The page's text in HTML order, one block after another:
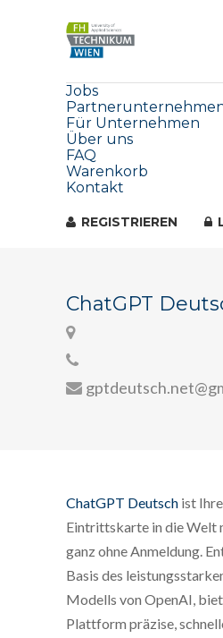
Jobs
Für Unternehmen
Über uns
FAQ
Warenkorb
Kontakt
REGISTRIEREN
ChatGPT
ChatGPT Deutsch ist
Eintrittskarte in die Welt
ganz ohne Anmeldung.
Basis des
Modells von OpenAI,
Plattform präzise,